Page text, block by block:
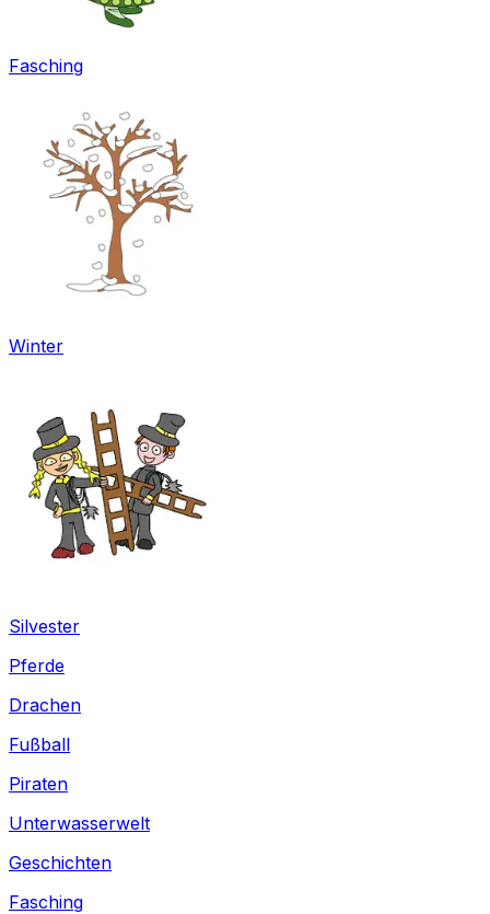
Fasching
Winter
Silvester
Pferde
Drachen
Fußball
Piraten
Unterwasserwelt
Geschichten
Fasching